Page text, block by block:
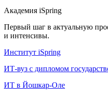
Академия iSpring
Первый шаг в актуальную
и интенсивы.
Институт iSpring
ИТ-вуз с дипломом
ИТ в Йошкар-Оле